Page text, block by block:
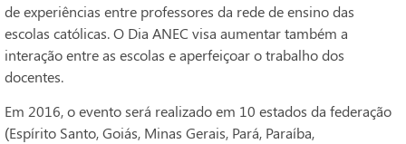
de experiências entre professores da rede de ensino das
escolas católicas. O Dia ANEC visa aumentar também a
interação entre as escolas e aperfeiçoar o trabalho dos
docentes.
Em 2016, o evento será realizado em 10 estados da federação
(Espírito Santo, Goiás, Minas Gerais, Pará, Paraíba,